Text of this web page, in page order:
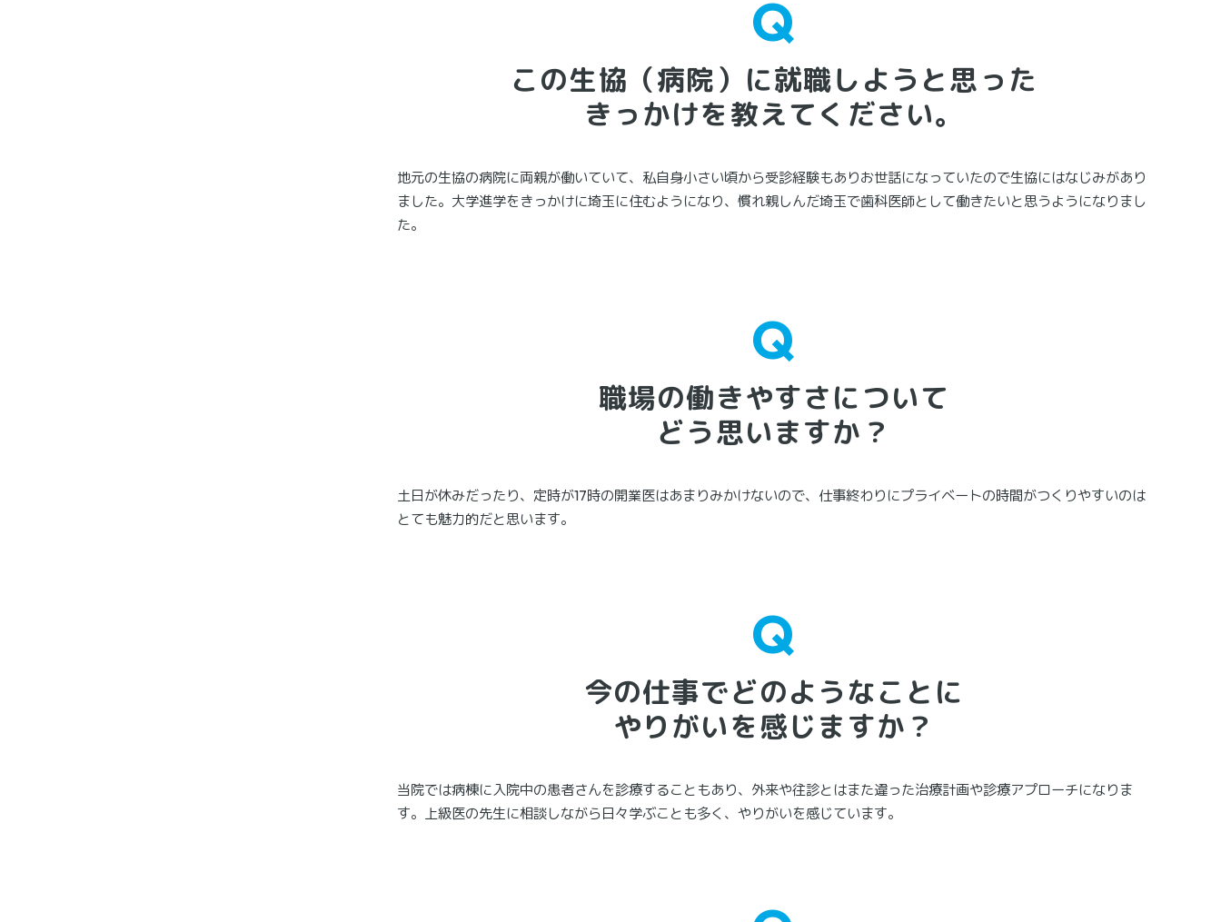
この生協（病院）に就職しようと思った
きっかけを教えてください。
地元の生協の病院に両親が働いていて、私自身小さい頃から受診経験もありお世話になっていたので生協にはなじみがあり
ました。大学進学をきっかけに埼玉に住むようになり、慣れ親しんだ埼玉で歯科医師として働きたいと思うようになりまし
た。
職場の働きやすさについて
どう思いますか？
土日が休みだったり、定時が17時の開業医はあまりみかけないので、仕事終わりにプライベートの時間がつくりやすいのは
とても魅力的だと思います。
今の仕事でどのようなことに
やりがいを感じますか？
当院では病棟に入院中の患者さんを診療することもあり、外来や往診とはまた違った治療計画や診療アプローチになりま
す。上級医の先生に相談しながら日々学ぶことも多く、やりがいを感じています。